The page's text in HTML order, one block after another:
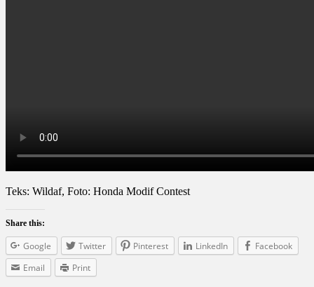
Teks: Wildaf, Foto: Honda Modif Contest
Share this:
Google Twitter Pinterest LinkedIn
Facebook
Email
Print